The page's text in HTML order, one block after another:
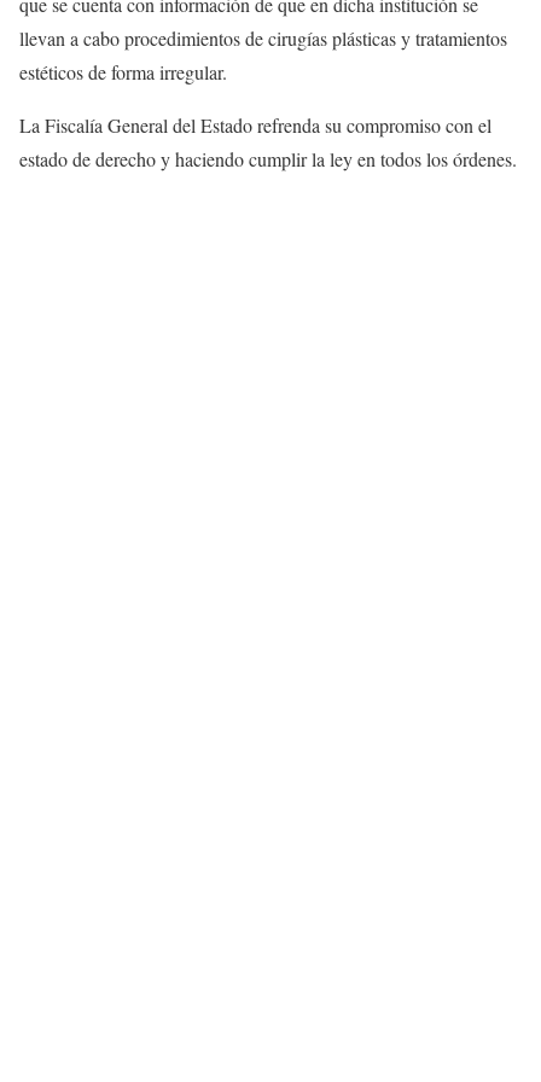
llevan a cabo procedimientos de cirugías plásticas y tratamientos
estéticos de forma irregular.
La Fiscalía General del Estado refrenda su compromiso con el
estado de derecho y haciendo cumplir la ley en todos los órdenes.